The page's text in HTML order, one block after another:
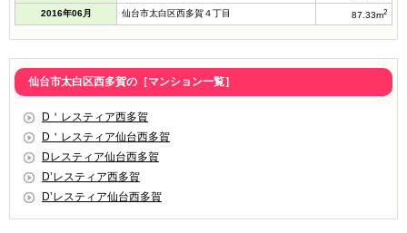
2016年06月 仙台市太白区西多賀４丁目 87.33m2
仙台市太白区西多賀の［マンション一覧］
D＇レスティア西多賀
D＇レスティア仙台西多賀
Dレスティア仙台西多賀
D’レスティア西多賀
D’レスティア仙台西多賀